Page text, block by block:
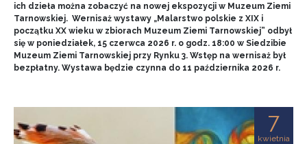
ich dzieła można zobaczyć na nowej ekspozycji w Muzeum Ziemi
Tarnowskiej. Wernisaż wystawy „Malarstwo polskie z XIX i
początku XX wieku w zbiorach Muzeum Ziemi Tarnowskiej” odbył
się w poniedziałek, 15 czerwca 2026 r. o godz. 18:00 w Siedzibie
Muzeum Ziemi Tarnowskiej przy Rynku 3. Wstęp na wernisaż był
bezpłatny. Wystawa będzie czynna do 11 października 2026 r.
7
kwietnia